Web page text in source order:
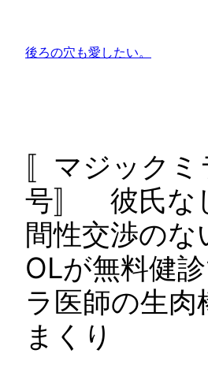
後ろの穴も愛したい。
〚マジックミ
号〛 彼氏な
間性交渉のな
OLが無料健
ラ医師の生肉
まくり